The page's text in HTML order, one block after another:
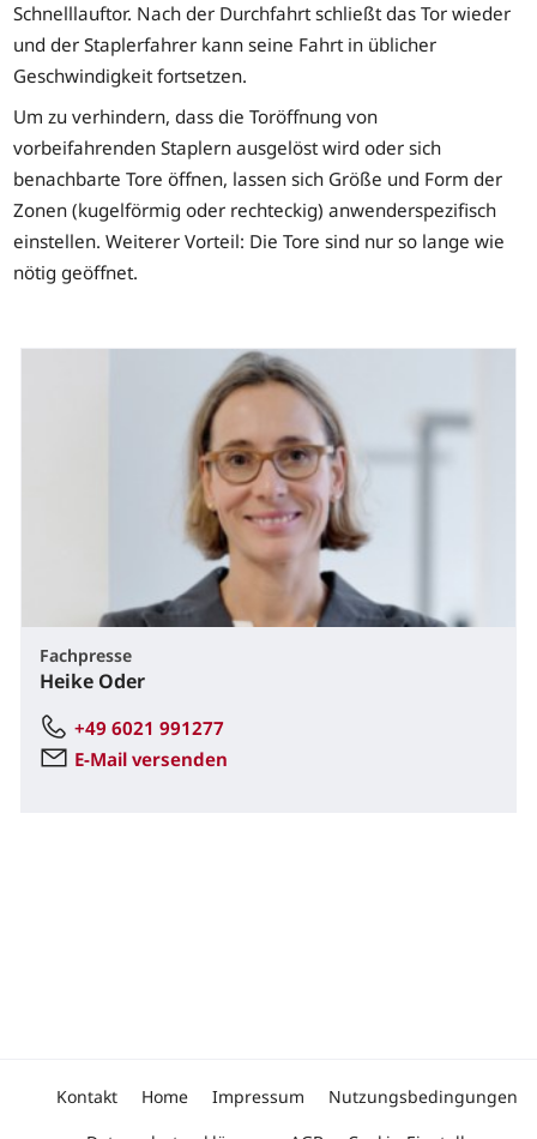
Schnelllauftor. Nach der Durchfahrt schließt das Tor wieder
und der Staplerfahrer kann seine Fahrt in üblicher
Geschwindigkeit fortsetzen.
Um zu verhindern, dass die Toröffnung von
vorbeifahrenden Staplern ausgelöst wird oder sich
benachbarte Tore öffnen, lassen sich Größe und Form der
Zonen (kugelförmig oder rechteckig) anwenderspezifisch
einstellen. Weiterer Vorteil: Die Tore sind nur so lange wie
nötig geöffnet.
Fachpresse
Heike Oder
+49 6021 991277
E-Mail versenden
Kontakt Home Impressum
Nutzungsbedingungen